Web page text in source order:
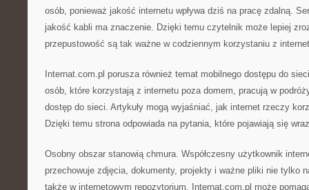
osób, ponieważ jakość internetu wpływa dziś na pracę zdalną.
jakość kabli ma znaczenie. Dzięki temu czytelnik może lepiej
przepustowość są tak ważne w codziennym korzystaniu z
Internat.com.pl porusza również temat mobilnego dostępu do
osób, które korzystają z internetu poza domem, pracują w
dostęp do sieci. Artykuły mogą wyjaśniać, jak internet rzeczy
Dzięki temu strona odpowiada na pytania, które pojawiają się
Osobny obszar stanowią chmura. Współczesny użytkownik
przechowuje zdjęcia, dokumenty, projekty i ważne pliki nie tylko
także w internetowym repozytorium. Internat.com.pl może